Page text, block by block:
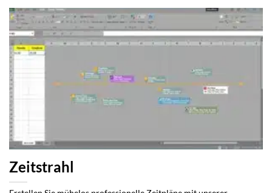
Zeitstrahl